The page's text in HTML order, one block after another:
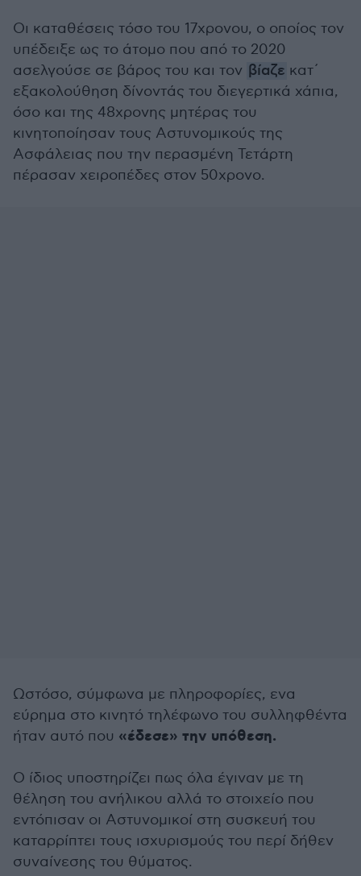
Οι καταθέσεις τόσο του 17χρονου, ο οποίος τον
υπέδειξε ως το άτομο που από το 2020
ασελγούσε σε βάρος του και τον βίαζε κατ΄
εξακολούθηση δίνοντάς του διεγερτικά χάπια,
όσο και της 48χρονης μητέρας του
κινητοποίησαν τους Αστυνομικούς της
Ασφάλειας που την περασμένη Τετάρτη
πέρασαν χειροπέδες στον 50χρονο.
Ωστόσο, σύμφωνα με πληροφορίες, ενα
εύρημα στο κινητό τηλέφωνο του συλληφθέντα
ήταν αυτό που «έδεσε» την υπόθεση.
Ο ίδιος υποστηρίζει πως όλα έγιναν με τη
θέληση του ανήλικου αλλά το στοιχείο που
εντόπισαν οι Αστυνομικοί στη συσκευή του
καταρρίπτει τους ισχυρισμούς του περί δήθεν
συναίνεσης του θύματος.